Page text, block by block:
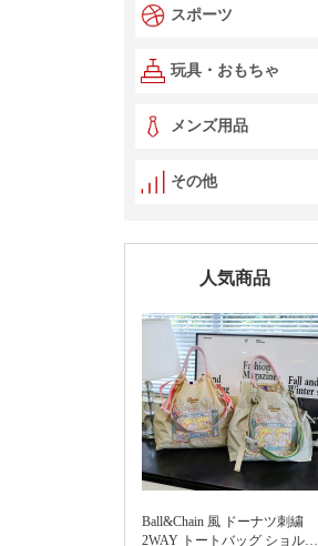
スポーツ
玩具・おもちゃ
メンズ用品
その他
人気商品
Ball&Chain 風 ドーナツ刺繍
2WAY トートバッグ ショルダ